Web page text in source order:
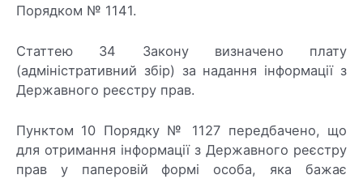
Порядком № 1141.
Статтею 34 Закону визначено плату
(адміністративний збір) за надання інформації з
Державного реєстру прав.
Пунктом 10 Порядку № 1127 передбачено, що
для отримання інформації з Державного реєстру
прав у паперовій формі особа, яка бажає